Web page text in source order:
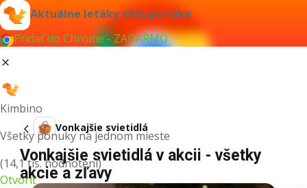
Aktuálne letáky vždy po ruke
Pridať do Chrome - ZADARMO
Kimbino
Všetky ponuky na jednom mieste
(14,1 tis. hodnotení)
Otvoriť
Vonkajšie svietidlá
Vonkajšie svietidlá v akcii - všetky
akcie a zľavy